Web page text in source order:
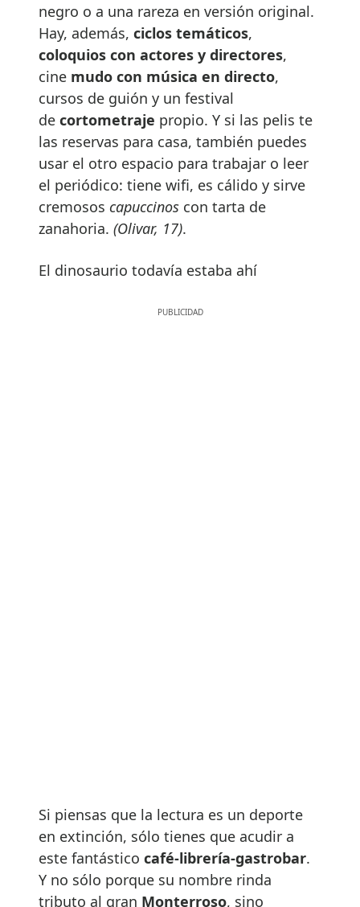
negro o a una rareza en versión original.
Hay, además, ciclos temáticos,
coloquios con actores y directores,
cine mudo con música en directo,
cursos de guión y un festival
de cortometraje propio. Y si las pelis te
las reservas para casa, también puedes
usar el otro espacio para trabajar o leer
el periódico: tiene wifi, es cálido y sirve
cremosos capuccinos con tarta de
zanahoria. (Olivar, 17).
El dinosaurio todavía estaba ahí
Si piensas que la lectura es un deporte
en extinción, sólo tienes que acudir a
este fantástico café-librería-gastrobar.
Y no sólo porque su nombre rinda
tributo al gran Monterroso, sino